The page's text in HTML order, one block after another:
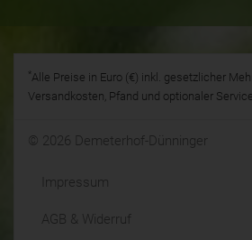
*Alle Preise in Euro (€) inkl. gesetzlicher
Versandkosten, Pfand und optionaler
© 2026 Demeterhof-Dünninger
Impressum
AGB & Widerruf